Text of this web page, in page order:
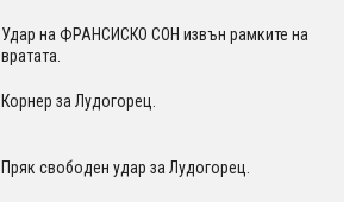
Удар на ФРАНСИСКО СОН извън рамките на
вратата.
Корнер за Лудогорец.
Пряк свободен удар за Лудогорец.